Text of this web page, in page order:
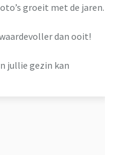
groeit met de jaren.
dan ooit!
jullie gezin kan